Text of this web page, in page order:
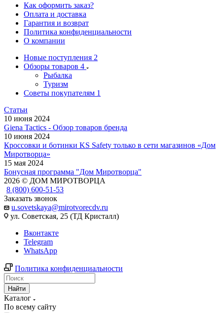
Как оформить заказ?
Оплата и доставка
Гарантия и возврат
Политика конфиденциальности
О компании
Новые поступления 2
Обзоры товаров 4
Рыбалка
Туризм
Советы покупателям 1
Статьи
10 июня 2024
Giena Tactics - Обзор товаров бренда
10 июня 2024
Кроссовки и ботинки KS Safety только в сети магазинов «Дом
Миротворца»
15 мая 2024
Бонусная программа "Дом Миротворца"
2026 © ДОМ МИРОТВОРЦА
8 (800) 600-51-53
Заказать звонок
u.sovetskaya@mirotvorecdv.ru
ул. Советская, 25 (ТД Кристалл)
Вконтакте
Telegram
WhatsApp
Политика конфиденциальности
Найти
Каталог
По всему сайту